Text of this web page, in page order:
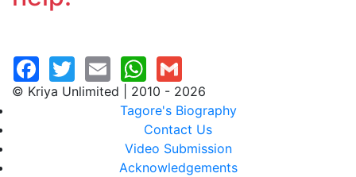
© Kriya Unlimited | 2010 - 2026
Tagore's Biography
Contact Us
Video Submission
Acknowledgements